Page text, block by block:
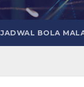
JADWAL BOLA